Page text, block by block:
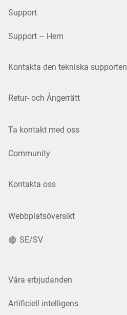
Support
Support – Hem
Kontakta den tekniska supporten
Retur- och Ångerrätt
Ta kontakt med oss
Community
Kontakta oss
Webbplatsöversikt
SE/SV
Våra erbjudanden
Artificiell intelligens